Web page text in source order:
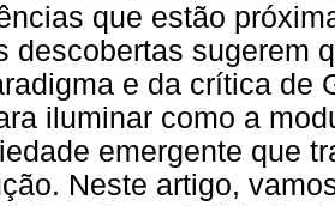
que estão
descobertas sugerem
e da crítica de
iluminar como a
emergente que
Neste artigo,